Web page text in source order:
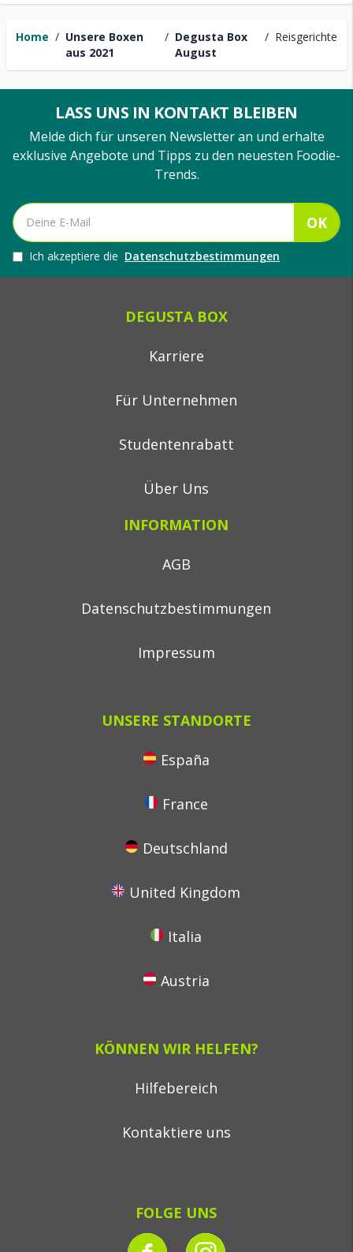
Home / Unsere Boxen
aus 2021
/ Degusta Box
August
/ Reisgerichte
LASS UNS IN KONTAKT BLEIBEN
Melde dich für unseren Newsletter an und erhalte
exklusive Angebote und Tipps zu den neuesten Foodie-
Trends.
OK
Ich akzeptiere die Datenschutzbestimmungen
DEGUSTA BOX
Karriere
Für Unternehmen
Studentenrabatt
Über Uns
INFORMATION
AGB
Datenschutzbestimmungen
Impressum
UNSERE STANDORTE
España
France
Deutschland
United Kingdom
Italia
Austria
KÖNNEN WIR HELFEN?
Hilfebereich
Kontaktiere uns
FOLGE UNS